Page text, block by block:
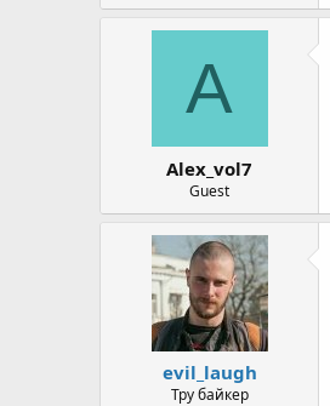
A
Alex_vol7
Guest
evil_laugh
Тру байкер